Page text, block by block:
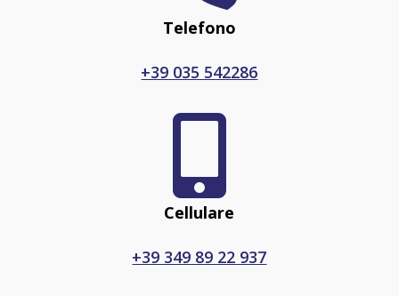
Telefono
+39 035 542286

Cellulare
+39 349 89 22 937